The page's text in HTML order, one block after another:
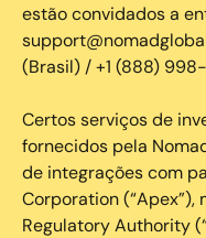
estão convidados a
(Brasil) / +1 (888) 998-
Certos serviços de
fornecidos pela
de integrações com
Corporation
Regulatory Authority